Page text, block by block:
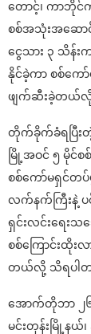
တောင့်၊ ကာဘိုင်
စစ်အသုံးအဆော
ငွေသား ၃ သိန်
နိုင်ခဲ့ကာ စစ်ကေ
ဖျက်ဆီးခဲ့တယ်
တိုက်ခိုက်ခံရပြီးတဲ့
မြို့အဝင် ၅ မိုင်
စစ်ကော်မရှင်တ
လက်နက်ကြီးနဲ့ ပ
ရှင်းလင်းရေး
စစ်ကြောင်းထို
တယ်လို့ သိရပါ
အောက်တိုဘာ ၂
မင်းတုန်းမြို့နယ်